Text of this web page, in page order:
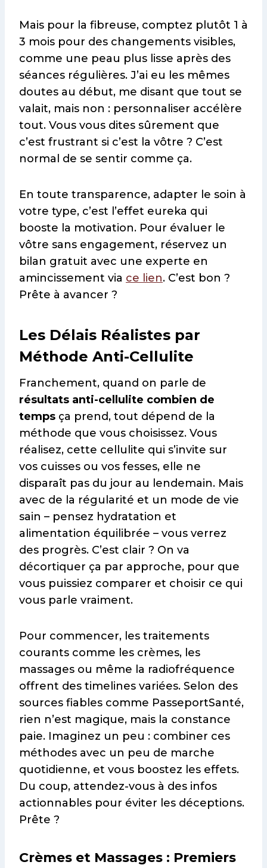
Mais pour la fibreuse, comptez plutôt 1 à
3 mois pour des changements visibles,
comme une peau plus lisse après des
séances régulières. J’ai eu les mêmes
doutes au début, me disant que tout se
valait, mais non : personnaliser accélère
tout. Vous vous dites sûrement que
c’est frustrant si c’est la vôtre ? C’est
normal de se sentir comme ça.
En toute transparence, adapter le soin à
votre type, c’est l’effet eureka qui
booste la motivation. Pour évaluer le
vôtre sans engagement, réservez un
bilan gratuit avec une experte en
amincissement via ce lien. C’est bon ?
Prête à avancer ?
Les Délais Réalistes par
Méthode Anti-Cellulite
Franchement, quand on parle de
résultats anti-cellulite combien de
temps ça prend, tout dépend de la
méthode que vous choisissez. Vous
réalisez, cette cellulite qui s’invite sur
vos cuisses ou vos fesses, elle ne
disparaît pas du jour au lendemain. Mais
avec de la régularité et un mode de vie
sain – pensez hydratation et
alimentation équilibrée – vous verrez
des progrès. C’est clair ? On va
décortiquer ça par approche, pour que
vous puissiez comparer et choisir ce qui
vous parle vraiment.
Pour commencer, les traitements
courants comme les crèmes, les
massages ou même la radiofréquence
offrent des timelines variées. Selon des
sources fiables comme PasseportSanté,
rien n’est magique, mais la constance
paie. Imaginez un peu : combiner ces
méthodes avec un peu de marche
quotidienne, et vous boostez les effets.
Du coup, attendez-vous à des infos
actionnables pour éviter les déceptions.
Prête ?
Crèmes et Massages : Premiers